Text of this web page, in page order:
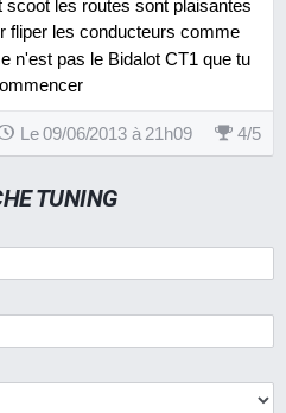
scoot les routes sont plaisantes
fliper les conducteurs comme
n'est pas le Bidalot CT1 que tu
Le 09/06/2013 à 21h09 4/5
TUNING